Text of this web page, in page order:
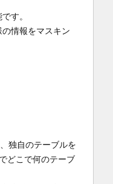
す。
情報をマスキン
独自のテーブルを
どこで何のテーブ